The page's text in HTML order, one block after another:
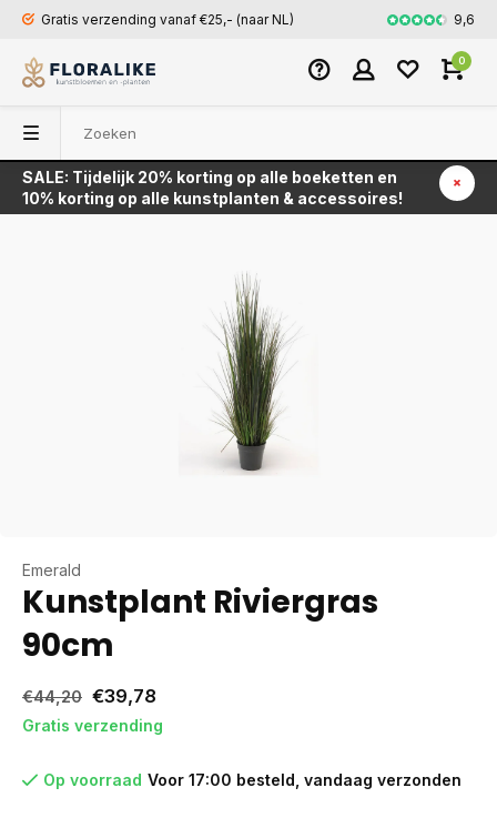
Gratis verzending vanaf €25,- (naar NL) Snel en9,6
0
SALE: Tijdelijk 20% korting op alle boeketten en
10% korting op alle kunstplanten & accessoires!
Terug
Emerald
Kunstplant Riviergras
90cm
€44,20 €39,78
Gratis verzending
Op voorraad Voor 17:00 besteld, vandaag verzonden